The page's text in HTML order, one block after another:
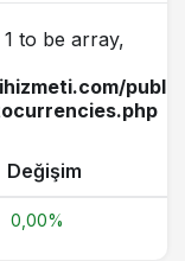
to be array,
Değişim
0,00%